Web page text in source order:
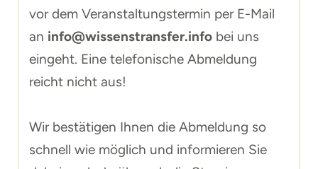
vor dem Veranstaltungstermin per E-Mail
an info@wissenstransfer.info bei uns
eingeht. Eine telefonische Abmeldung
reicht nicht aus!
Wir bestätigen Ihnen die Abmeldung so
schnell wie möglich und informieren Sie